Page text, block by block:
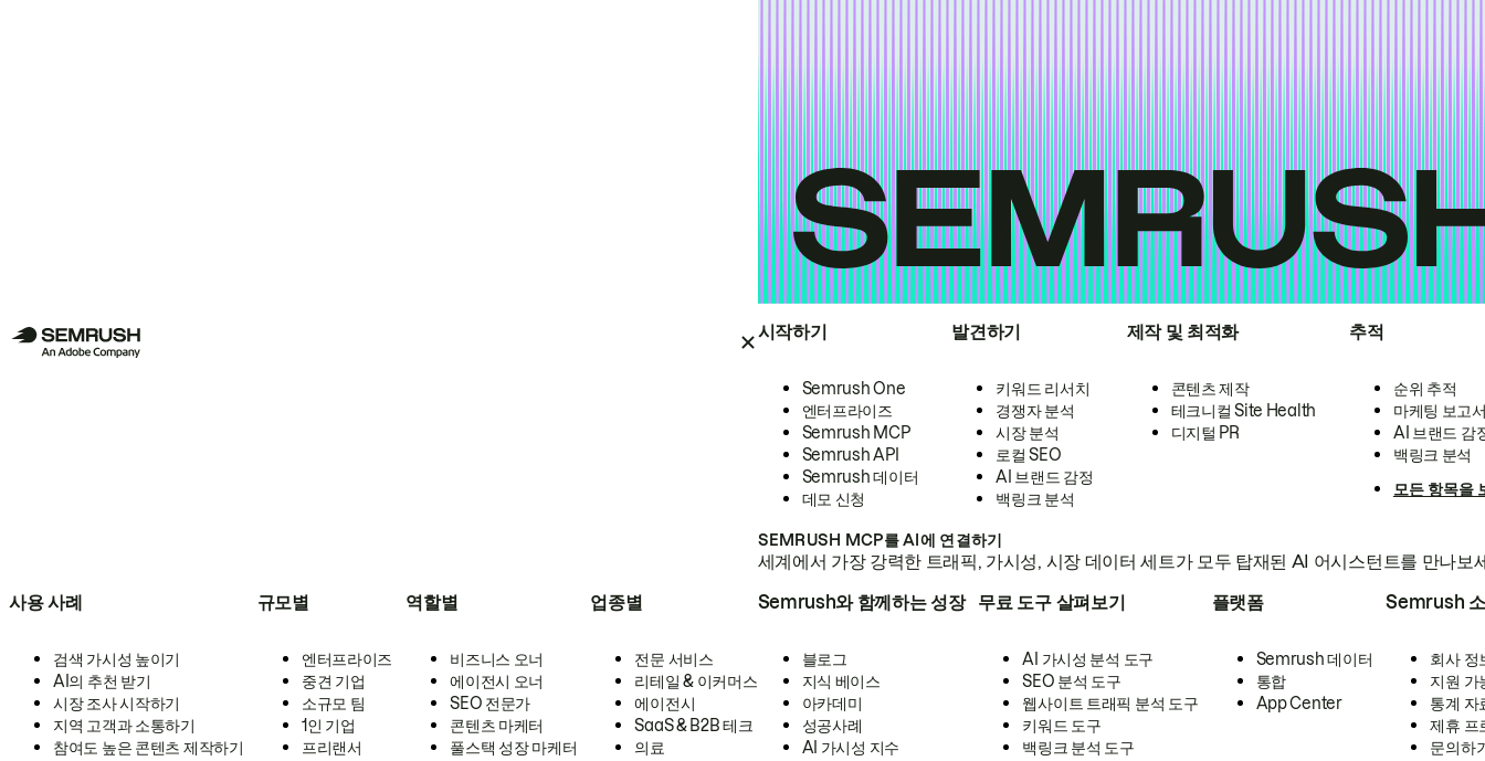
시작하기
Semrush One
엔터프라이즈
Semrush MCP
Semrush API
Semrush 데이터
데모 신청
발견하기
키워드 리서치
경쟁자 분석
시장 분석
로컬 SEO
AI 브랜드 감정
백링크 분석
제작 및 최적화
콘텐츠 제작
테크니컬 Site Health
디지털 PR
추적
순위 추적
마케팅 보고
AI 브랜드 감
백링크 분석
모든 항목을
SEMRUSH MCP를 AI에 연결하기
세계에서 가장 강력한 트래픽, 가시성, 시장 데이터 세트가 모두 탑재된 AI 어시스턴트를 만나보
사용 사례
검색 가시성 높이기
AI의 추천 받기
시장 조사 시작하기
지역 고객과 소통하기
참여도 높은 콘텐츠 제작하기
규모별
엔터프라이즈
중견 기업
소규모 팀
1인 기업
프리랜서
역할별
비즈니스 오너
에이전시 오너
SEO 전문가
콘텐츠 마케터
풀스택 성장 마케터
업종별
전문 서비스
리테일 & 이커머스
에이전시
SaaS & B2B 테크
의료
Semrush와 함께하는 성장
블로그
지식 베이스
아카데미
성공사례
AI 가시성 지수
무료 도구 살펴보기
AI 가시성 분석 도구
SEO 분석 도구
웹사이트 트래픽 분석 도구
키워드 도구
백링크 분석 도구
플랫폼
Semrush 데이터
통합
App Center
Semrush
회사 정
지원 가
통계 자
제휴 프
문의하